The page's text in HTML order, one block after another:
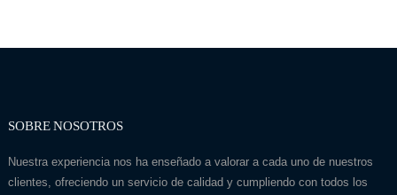
SOBRE NOSOTROS
Nuestra experiencia nos ha enseñado a valorar a cada uno de nuestros
clientes, ofreciendo un servicio de calidad y cumpliendo con todos los